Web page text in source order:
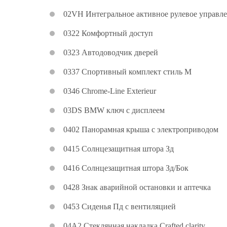
02VH Интегральное активное рулевое
0322 Комфортный доступ
0323 Автодоводчик дверей
0337 Спортивный комплект стиль M
0346 Chrome-Line Exterieur
03DS BMW ключ с дисплеем
0402 Панорамная крыша с электроприводом
0415 Солнцезащитная штора Зд
0416 Солнцезащитная штора Зд/Бок
0428 Знак аварийной остановки и аптечка
0453 Сиденья Пд с вентиляцией